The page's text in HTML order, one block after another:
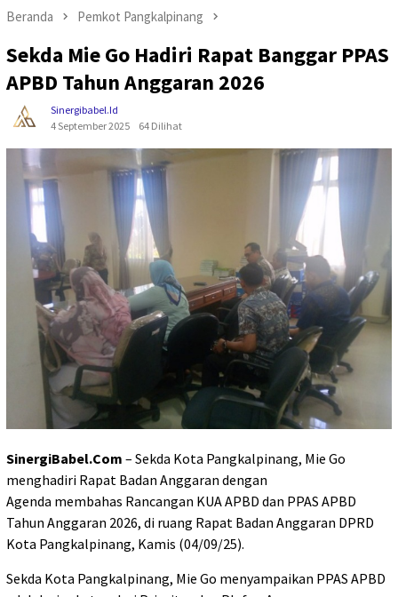
Beranda Pemkot Pangkalpinang
Sekda Mie Go Hadiri Rapat Banggar PPAS
APBD Tahun Anggaran 2026
Sinergibabel.id
4 September 2025
64 Dilihat
SinergiBabel.Com – Sekda Kota Pangkalpinang, Mie Go
menghadiri Rapat Badan Anggaran dengan
Agenda membahas Rancangan KUA APBD dan PPAS APBD
Tahun Anggaran 2026, di ruang Rapat Badan Anggaran DPRD
Kota Pangkalpinang, Kamis (04/09/25).
Sekda Kota Pangkalpinang, Mie Go menyampaikan PPAS APBD